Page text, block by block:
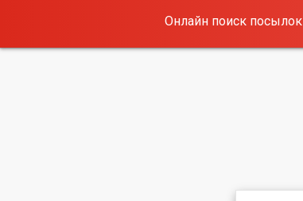
Онлайн поиск посылок